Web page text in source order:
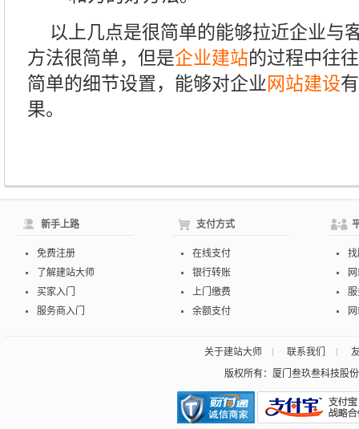
以上几点是很简单的能够拉近企业与
方法很简单，但是企业建站的过程中往
简单的细节设置，能够对企业网站建设
果。
新手上路
免费注册
了解建站大师
买家入门
服务商入门
支付方式
在线支付
银行转账
上门缴费
余额支付
关于建站大师 联系我们
版权所有：厦门叁玖叁科技股